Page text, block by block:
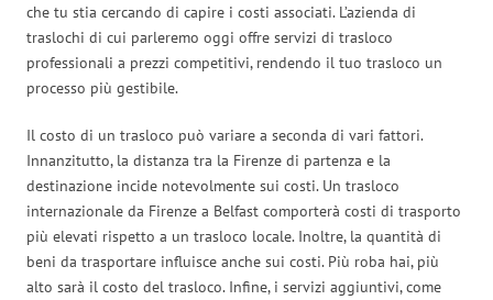
che tu stia cercando di capire i costi associati. L’azienda di
traslochi di cui parleremo oggi offre servizi di trasloco
professionali a prezzi competitivi, rendendo il tuo trasloco un
processo più gestibile.
Il costo di un trasloco può variare a seconda di vari fattori.
Innanzitutto, la distanza tra la Firenze di partenza e la
destinazione incide notevolmente sui costi. Un trasloco
internazionale da Firenze a Belfast comporterà costi di trasporto
più elevati rispetto a un trasloco locale. Inoltre, la quantità di
beni da trasportare influisce anche sui costi. Più roba hai, più
alto sarà il costo del trasloco. Infine, i servizi aggiuntivi, come